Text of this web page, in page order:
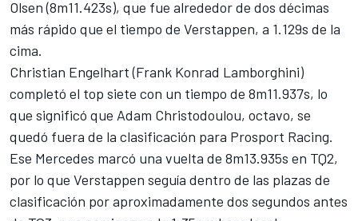
Olsen (8m11.423s), que fue alrededor de dos décimas
más rápido que el tiempo de Verstappen, a 1.129s de la
cima.
Christian Engelhart (Frank Konrad Lamborghini)
completó el top siete con un tiempo de 8m11.937s, lo
que significó que Adam Christodoulou, octavo, se
quedó fuera de la clasificación para Prosport Racing.
Ese Mercedes marcó una vuelta de 8m13.935s en TQ2,
por lo que Verstappen seguía dentro de las plazas de
clasificación por aproximadamente dos segundos antes